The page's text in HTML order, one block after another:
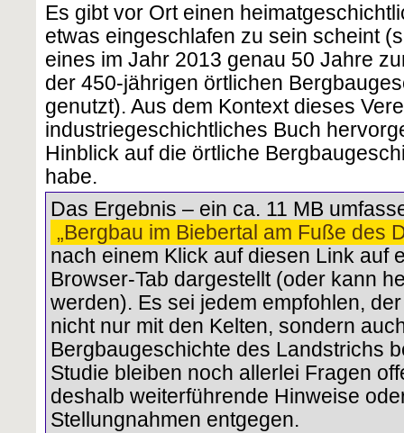
Es gibt vor Ort einen
etwas eingeschlafen zu sein scheint
eines im Jahr 2013 genau 50 Jahre
der 450-jährigen örtlichen
genutzt). Aus dem Kontext dieses
industriegeschichtliches Buch
Hinblick auf die örtliche
habe.
Das Ergebnis – ein ca. 11 MB
„Bergbau im Biebertal am Fuße des
nach einem Klick auf diesen Link auf
Browser-Tab dargestellt (oder kann
werden). Es sei jedem empfohlen,
nicht nur mit den Kelten, sondern
Bergbaugeschichte des Landstrichs
Studie bleiben noch allerlei Fragen
deshalb weiterführende Hinweise
Stellungnahmen entgegen.